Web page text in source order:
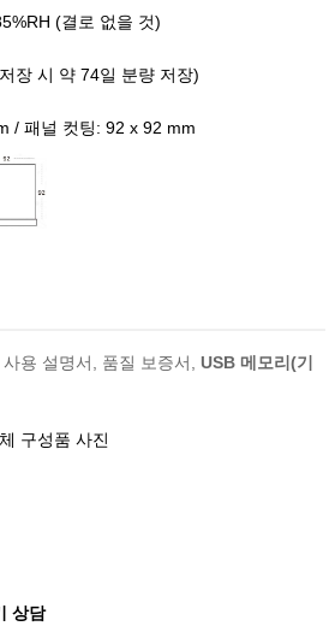
(결로 없을 것)
장 시 약 74일 분량 저장)
/ 패널 컷팅: 92 x 92 mm
용 설명서, 품질 보증서, USB 메모리(기
상담